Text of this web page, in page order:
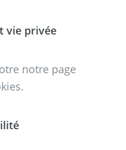
vie privée
notre page